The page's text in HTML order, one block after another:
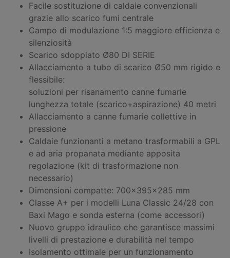
Facile sostituzione di caldaie convenzionali
grazie allo scarico fumi centrale
Campo di modulazione 1:5 maggiore efficienza e
silenziosità
Scarico sdoppiato Ø80 DI SERIE
Allacciamento a tubo di scarico Ø50 mm rigido e
flessibile:
soluzioni per risanamento canne fumarie
lunghezza totale (scarico+aspirazione) 40 metri
Allacciamento a canne fumarie collettive in
pressione
Caldaie funzionanti a metano trasformabili a GPL
e ad aria propanata mediante apposita
regolazione (kit di trasformazione non
necessario)
Dimensioni compatte: 700x395x285 mm
Classe A+ per i modelli Luna Classic 24/28 con
Baxi Mago e sonda esterna (come accessori)
Nuovo gruppo idraulico che garantisce massimi
livelli di prestazione e durabilità nel tempo
Isolamento ottimale per un funzionamento